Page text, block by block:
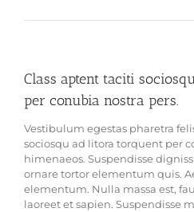
Class aptent taciti
per conubia nostra pers.
Vestibulum egestas pharetra
sociosqu ad litora torquent per
himenaeos. Suspendisse
ornare tortor elementum quis.
elementum. Nulla massa est,
laoreet et sapien. Suspendisse